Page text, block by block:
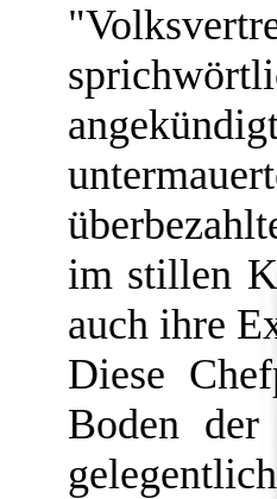
im stillen
auch ihre
Diese
Boden